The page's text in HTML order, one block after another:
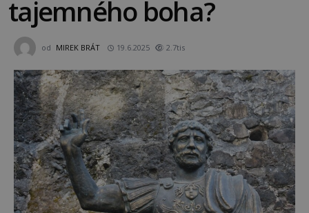
tajemného boha?
od MIREK BRÁT 19.6.2025 2.7tis